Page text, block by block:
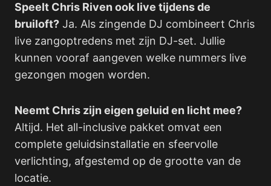
Speelt Chris Riven ook live tijdens de
bruiloft? Ja. Als zingende DJ combineert Chris
live zangoptredens met zijn DJ-set. Jullie
kunnen vooraf aangeven welke nummers live
gezongen mogen worden.
Neemt Chris zijn eigen geluid en licht mee?
Altijd. Het all-inclusive pakket omvat een
complete geluidsinstallatie en sfeervolle
verlichting, afgestemd op de grootte van de
locatie.